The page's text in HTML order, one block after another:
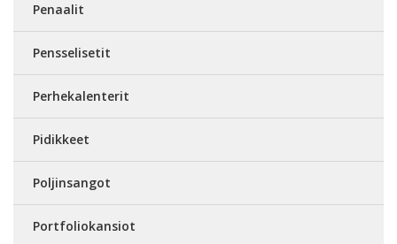
Penaalit
Pensselisetit
Perhekalenterit
Pidikkeet
Poljinsangot
Portfoliokansiot